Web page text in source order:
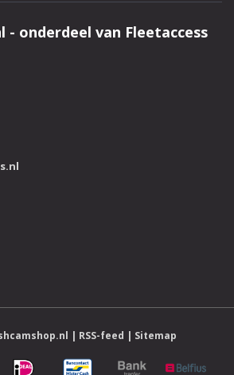
- onderdeel van Fleetaccess
| RSS-feed | Sitemap